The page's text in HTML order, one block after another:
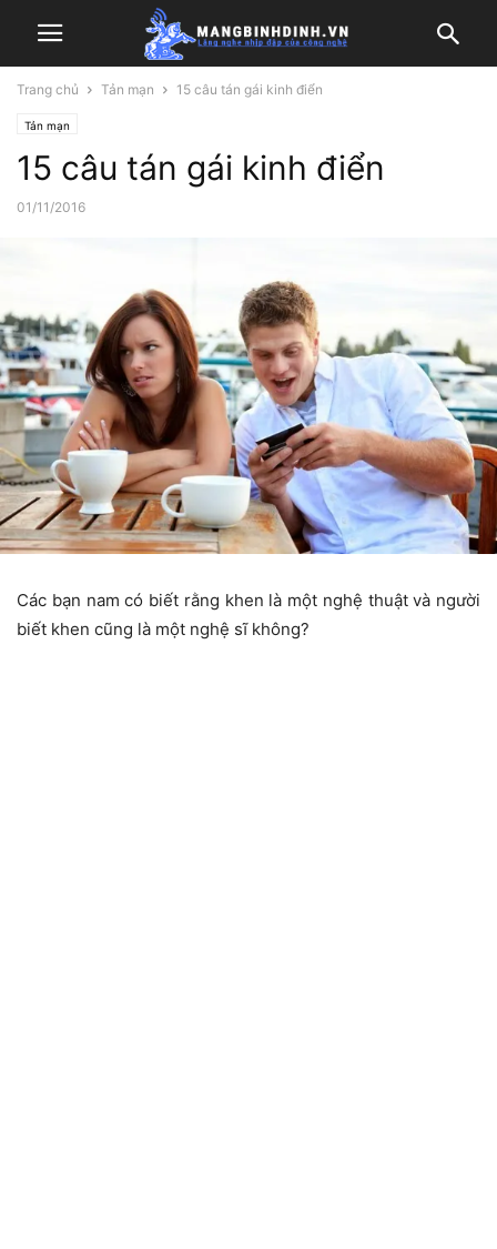
Trang chủ Tản mạn 15 câu tán gái kinh điển
Tản mạn
15 câu tán gái kinh điển
01/11/2016
Các bạn nam có biết rằng khen là một nghệ thuật và người
biết khen cũng là một nghệ sĩ không?